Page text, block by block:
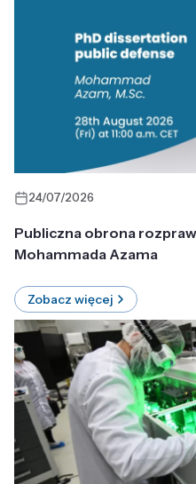
24/07/2026
Publiczna obrona
Mohammada Azama
Zobacz więcej